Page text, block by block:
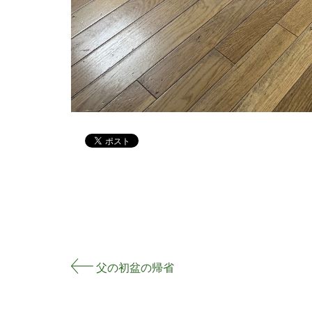
父の初盆の帰省